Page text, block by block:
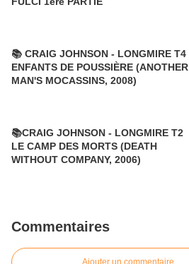
📚 CRAIG JOHNSON - LONGMIRE T4
ENFANTS DE POUSSIÈRE (ANOTHER
MAN'S MOCASSINS, 2008)
📚CRAIG JOHNSON - LONGMIRE T2
LE CAMP DES MORTS (DEATH
WITHOUT COMPANY, 2006)
Commentaires
Ajouter un commentaire